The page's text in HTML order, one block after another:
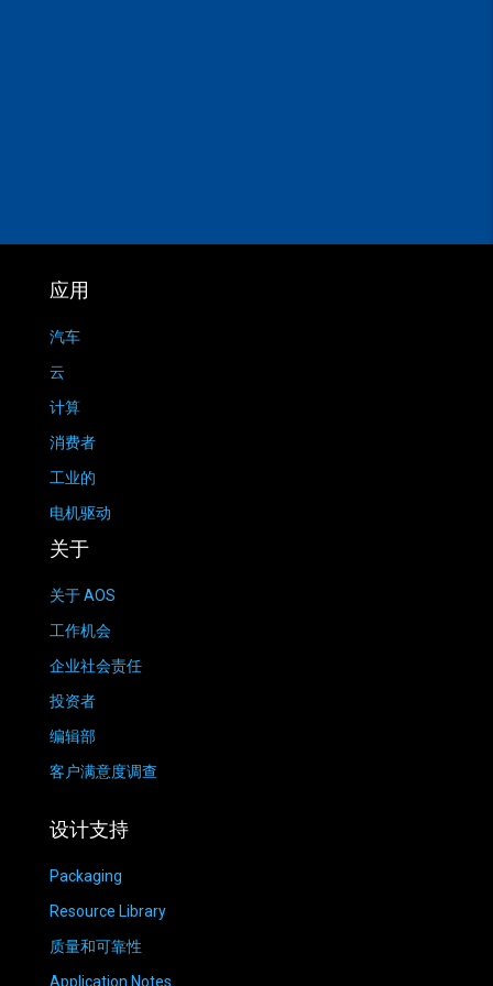
应用
汽车
云
计算
消费者
工业的
电机驱动
关于
关于 AOS
工作机会
企业社会责任
投资者
编辑部
客户满意度调查
设计支持
Packaging
Resource Library
质量和可靠性
Application Notes